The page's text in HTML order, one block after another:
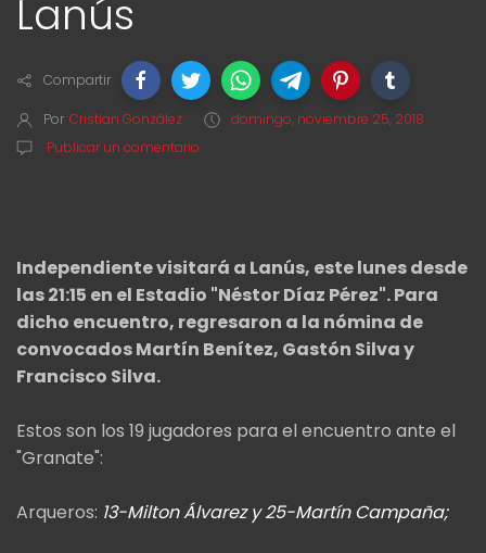
Lanús
Compartir
Por Cristian González
domingo, noviembre 25, 2018
Publicar un comentario
Independiente visitará a Lanús, este lunes desde
las 21:15 en el Estadio "Néstor Díaz Pérez". Para
dicho encuentro, regresaron a la nómina de
convocados Martín Benítez, Gastón Silva y
Francisco Silva.
Estos son los 19 jugadores para el encuentro ante el
"Granate":
Arqueros: 13-Milton Álvarez y 25-Martín Campaña;